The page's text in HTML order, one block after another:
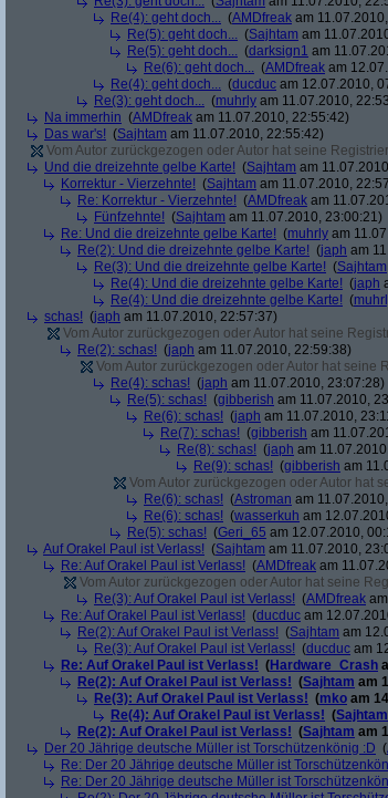
Re(4): geht doch... (AMDfreak am
Re(5): geht doch... (Sajhtam am
Re(5): geht doch... (darksign1 am
Re(6): geht doch... (AMDfreak am
Re(4): geht doch... (ducduc am 12.07.2010,
Re(3): geht doch... (muhrly am 11.07.2010,
Na immerhin (AMDfreak am 11.07.2010, 22:55:42)
Das war's! (Sajhtam am 11.07.2010, 22:55:42)
Vom Autor zurückgezogen oder Autor hat seine
Und die dreizehnte gelbe Karte! (Sajhtam am
Korrektur - Vierzehnte! (Sajhtam am 11.07.2010,
Re: Korrektur - Vierzehnte! (AMDfreak am
Fünfzehnte! (Sajhtam am 11.07.2010, 23:00:21)
Re: Und die dreizehnte gelbe Karte! (muhrly am
Re(2): Und die dreizehnte gelbe Karte! (japh am
Re(3): Und die dreizehnte gelbe Karte! (Sajhtam
Re(4): Und die dreizehnte gelbe Karte! (japh
Re(4): Und die dreizehnte gelbe Karte! (
schas! (japh am 11.07.2010, 22:57:37)
Vom Autor zurückgezogen oder Autor hat seine
Re(2): schas! (japh am 11.07.2010, 22:59:38)
Vom Autor zurückgezogen oder Autor hat seine
Re(4): schas! (japh am 11.07.2010, 23:07:28)
Re(5): schas! (gibberish am 11.07.2010,
Re(6): schas! (japh am 11.07.2010,
Re(7): schas! (gibberish am
Re(8): schas! (japh am
Re(9): schas! (gibberish am
Vom Autor zurückgezogen oder Autor hat
Re(6): schas! (Astroman am
Re(6): schas! (wasserkuh am
Re(5): schas! (Geri_65 am 12.07.2010,
Auf Orakel Paul ist Verlass! (Sajhtam am 11.07.2010,
Re: Auf Orakel Paul ist Verlass! (AMDfreak am
Vom Autor zurückgezogen oder Autor hat seine
Re(3): Auf Orakel Paul ist Verlass! (AMDfreak
Re: Auf Orakel Paul ist Verlass! (ducduc am
Re(2): Auf Orakel Paul ist Verlass! (Sajhtam am
Re(3): Auf Orakel Paul ist Verlass! (ducduc am
Re: Auf Orakel Paul ist Verlass! (Hardware_Crash
Re(2): Auf Orakel Paul ist Verlass! (Sajhtam am
Re(3): Auf Orakel Paul ist Verlass! (mko am
Re(4): Auf Orakel Paul ist Verlass! (Sajhtam
Re(2): Auf Orakel Paul ist Verlass! (Sajhtam am
Der 20 Jährige deutsche Müller ist Torschützenkönig :D (
Re: Der 20 Jährige deutsche Müller ist
Re: Der 20 Jährige deutsche Müller ist